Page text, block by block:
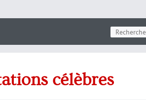
célèbres